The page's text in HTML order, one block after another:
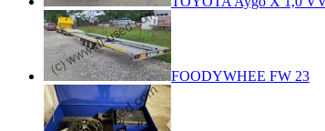
FOODYWHEE FW 23